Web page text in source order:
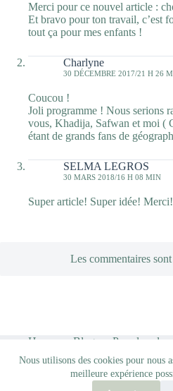
Nous utilisons des cookies pour nous
meilleure expérience
Merci pour ce nouvel article :
Et bravo pour ton travail, c’est
tout ça pour mes enfants !
Charlyne
30 DÉCEMBRE 2017/21 H 26
Coucou !
Joli programme ! Nous serions
vous, Khadija, Safwan et moi (
étant de grands fans de
SELMA LEGROS
30 MARS 2018/16 H 08 MIN
Super article! Super idée! Merci!
Les commentaires
Home Blog
Pour les plus
Qui suis-je ?